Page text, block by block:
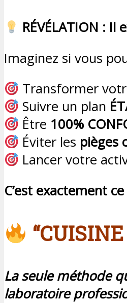
RÉVÉLATION : Il
Imaginez si vous
Transformer
Suivre un plan
Être 100%
Éviter les pièges
Lancer votre
C’est exactement
La seule méthode
laboratoire